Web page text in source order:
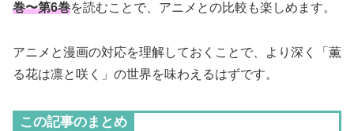
巻〜第6巻を読むことで、アニメとの比較も楽しめます。
アニメと漫画の対応を理解しておくことで、より深く「薫
る花は凛と咲く」の世界を味わえるはずです。
この記事のまとめ